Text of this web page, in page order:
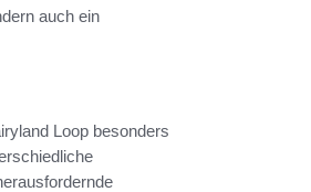
auch ein
Loop besonders